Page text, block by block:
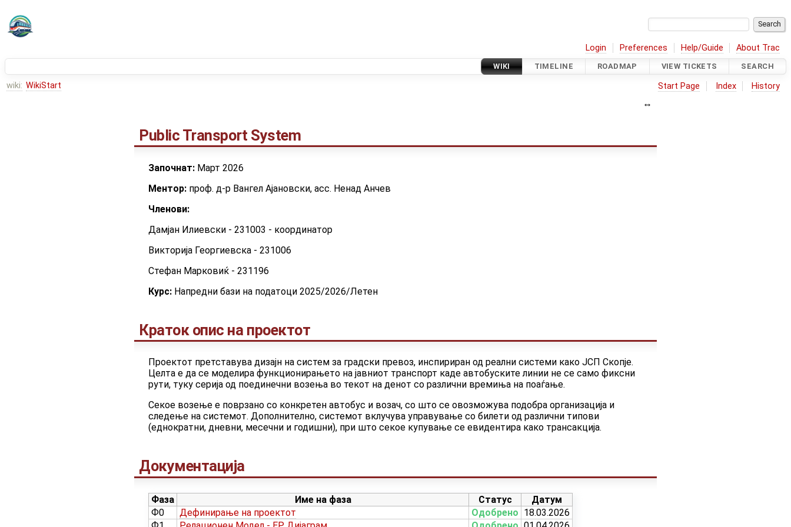
Login Preferences Help/Guide About Trac
WIKI TIMELINE ROADMAP VIEW TICKETS SEARCH
wiki: WikiStart Start Page Index History
Public Transport System
Започнат: Март 2026
Ментор: проф. д-р Вангел Ајановски, асс. Ненад Анчев
Членови:
Дамјан Илиевски - 231003 - координатор
Викторија Георгиевска - 231006
Стефан Марковиќ - 231196
Курс: Напредни бази на податоци 2025/2026/Летен
Краток опис на проектот
Проектот претставува дизајн на систем за градски превоз, инспириран од реални системи како ЈСП Скопје.
Целта е да се моделира функционирањето на јавниот транспорт каде автобуските линии не се само фиксни
рути, туку серија од поединечни возења во текот на денот со различни времиња на поаѓање.
Секое возење е поврзано со конкретен автобус и возач, со што се овозможува подобра организација и
следење на системот. Дополнително, системот вклучува управување со билети од различни типови
(еднократни, дневни, месечни и годишни), при што секое купување се евидентира како трансакција.
Документација
Фаза Име на фаза Статус
Датум
Ф0
Дефинирање на проектот Одобрено 18.03.2026